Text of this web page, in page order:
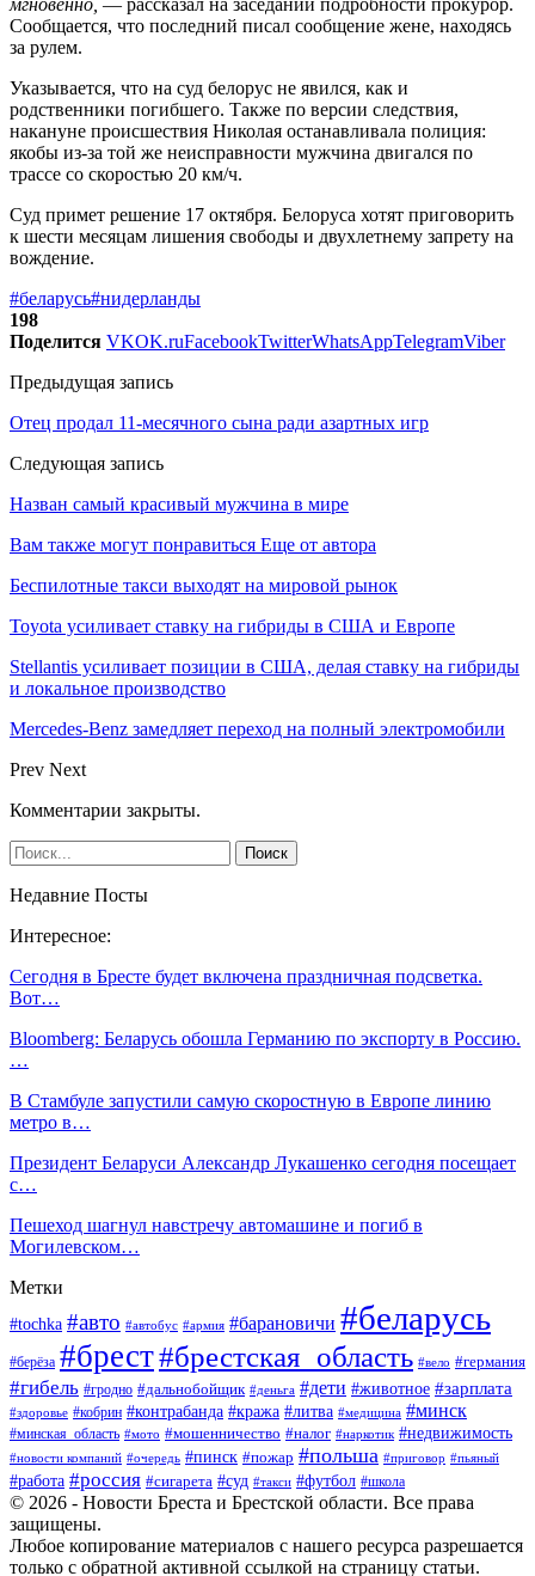
Сообщается, что последний писал сообщение жене, находясь
за рулем.
Указывается, что на суд белорус не явился, как и
родственники погибшего. Также по версии следствия,
накануне происшествия Николая останавливала полиция:
якобы из-за той же неисправности мужчина двигался по
трассе со скоростью 20 км/ч.
Суд примет решение 17 октября. Белоруса хотят приговорить
к шести месяцам лишения свободы и двухлетнему запрету на
вождение.
#беларусь#нидерланды
198
Поделится VKOK.ruFacebookTwitterWhatsAppTelegramViber
Предыдущая запись
Отец продал 11-месячного сына ради азартных игр
Следующая запись
Назван самый красивый мужчина в мире
Вам также могут понравиться Еще от автора
Беспилотные такси выходят на мировой рынок
Toyota усиливает ставку на гибриды в США и Европе
Stellantis усиливает позиции в США, делая ставку на гибриды
и локальное производство
Mercedes-Benz замедляет переход на полный электромобили
Prev Next
Комментарии закрыты.
Недавние Посты
Интересное:
Сегодня в Бресте будет включена праздничная подсветка.
Вот…
Bloomberg: Беларусь обошла Германию по экспорту в Россию.
…
В Стамбуле запустили самую скоростную в Европе линию
метро в…
Президент Беларуси Александр Лукашенко сегодня посещает
с…
Пешеход шагнул навстречу автомашине и погиб в
Могилевском…
Метки
#tochka #авто #автобус #армия #барановичи #беларусь
#берёза #брест#брестская_область #вело #германия
#гибель #гродно #дальнобойщик #деньга #дети #животное #зарплата
#здоровье #кобрин #контрабанда #кража #литва #медицина #минск
#минская_область #мото #мошенничество #налог #наркотик #недвижимость
#новости компаний #очередь #пинск #пожар #польша #приговор #пьяный
#работа #россия #сигарета #суд #такси #футбол #школа
© 2026 - Новости Бреста и Брестской области. Все права
защищены.
Любое копирование материалов с нашего ресурса разрешается
только с обратной активной ссылкой на страницу статьи.